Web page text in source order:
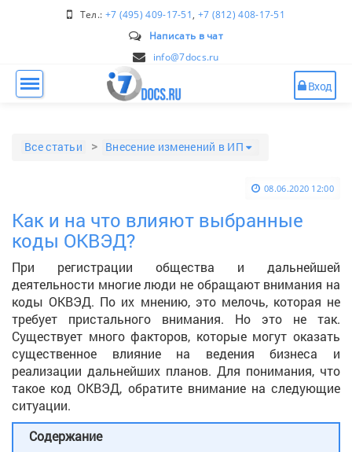
Тел.: +7 (495) 409-17-51, +7 (812) 408-17-51
Написать в чат
info@7docs.ru
Вход
Все статьи Внесение изменений в ИП
08.06.2020 12:00
Как и на что влияют выбранные
коды ОКВЭД?
При регистрации общества и дальнейшей
деятельности многие люди не обращают внимания на
коды ОКВЭД. По их мнению, это мелочь, которая не
требует пристального внимания. Но это не так.
Существует много факторов, которые могут оказать
существенное влияние на ведения бизнеса и
реализации дальнейших планов. Для понимания, что
такое код ОКВЭД, обратите внимание на следующие
ситуации.
Содержание